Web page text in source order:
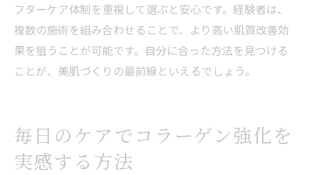
フターケア体制を重視して選ぶと安心です。経験者は、
複数の施術を組み合わせることで、より高い肌質改善効
果を狙うことが可能です。自分に合った方法を見つける
ことが、美肌づくりの最前線といえるでしょう。
毎日のケアでコラーゲン強化を
実感する方法